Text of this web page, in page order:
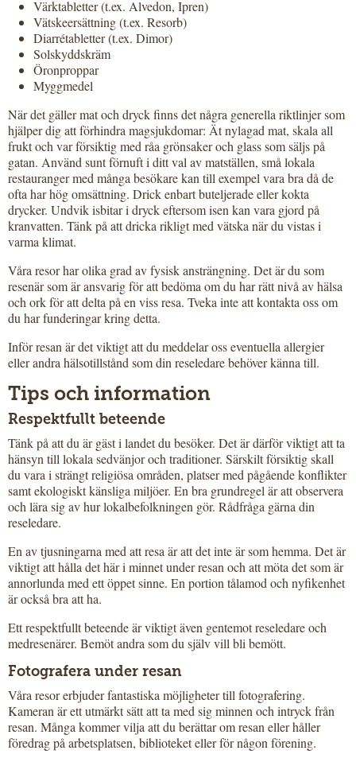
Värktabletter (t.ex. Alvedon, Ipren)
Vätskeersättning (t.ex. Resorb)
Diarrétabletter (t.ex. Dimor)
Solskyddskräm
Öronproppar
Myggmedel
När det gäller mat och dryck finns det några generella riktlinjer som
hjälper dig att förhindra magsjukdomar: Ät nylagad mat, skala all
frukt och var försiktig med råa grönsaker och glass som säljs på
gatan. Använd sunt förnuft i ditt val av matställen, små lokala
restauranger med många besökare kan till exempel vara bra då de
ofta har hög omsättning. Drick enbart buteljerade eller kokta
drycker. Undvik isbitar i dryck eftersom isen kan vara gjord på
kranvatten. Tänk på att dricka rikligt med vätska när du vistas i
varma klimat.
Våra resor har olika grad av fysisk ansträngning. Det är du som
resenär som är ansvarig för att bedöma om du har rätt nivå av hälsa
och ork för att delta på en viss resa. Tveka inte att kontakta oss om
du har funderingar kring detta.
Inför resan är det viktigt att du meddelar oss eventuella allergier
eller andra hälsotillstånd som din reseledare behöver känna till.
Tips och information
Respektfullt beteende
Tänk på att du är gäst i landet du besöker. Det är därför viktigt att ta
hänsyn till lokala sedvänjor och traditioner. Särskilt försiktig skall
du vara i strängt religiösa områden, platser med pågående konflikter
samt ekologiskt känsliga miljöer. En bra grundregel är att observera
och lära sig av hur lokalbefolkningen gör. Rådfråga gärna din
reseledare.
En av tjusningarna med att resa är att det inte är som hemma. Det är
viktigt att hålla det här i minnet under resan och att möta det som är
annorlunda med ett öppet sinne. En portion tålamod och nyfikenhet
är också bra att ha.
Ett respektfullt beteende är viktigt även gentemot reseledare och
medresenärer. Bemöt andra som du själv vill bli bemött.
Fotografera under resan
Våra resor erbjuder fantastiska möjligheter till fotografering.
Kameran är ett utmärkt sätt att ta med sig minnen och intryck från
resan. Många kommer vilja att du berättar om resan eller håller
föredrag på arbetsplatsen, biblioteket eller för någon förening.